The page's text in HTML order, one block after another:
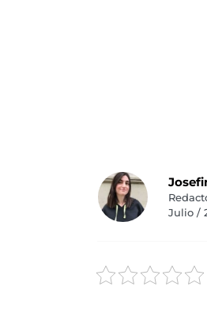
Julio /